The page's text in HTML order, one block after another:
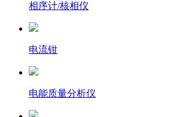
相序计/核相仪
电流钳
电能质量分析仪